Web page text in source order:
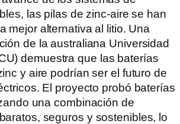
las pilas de zinc-aire se han
mejor alternativa al litio. Una
de la australiana Universidad
demuestra que las baterías
y aire podrían ser el futuro de
El proyecto probó baterías
una combinación de
seguros y sostenibles, lo